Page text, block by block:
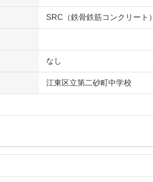
SRC（鉄骨鉄筋コンクリート）
なし
江東区立第二砂町中学校